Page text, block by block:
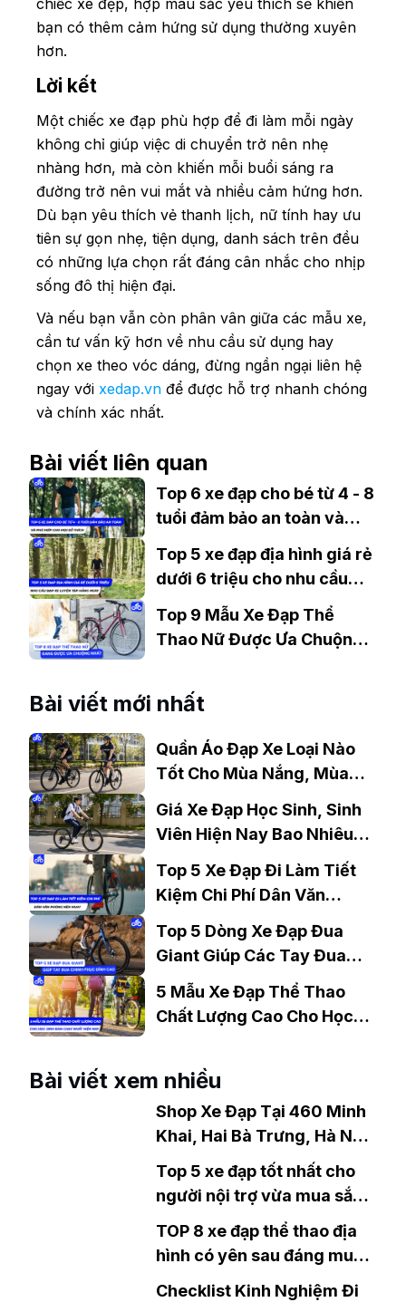
chiếc xe đẹp, hợp màu sắc yêu thích sẽ khiến
bạn có thêm cảm hứng sử dụng thường xuyên
hơn.
Lời kết
Một chiếc xe đạp phù hợp để đi làm mỗi ngày
không chỉ giúp việc di chuyển trở nên nhẹ
nhàng hơn, mà còn khiến mỗi buổi sáng ra
đường trở nên vui mắt và nhiều cảm hứng hơn.
Dù bạn yêu thích vẻ thanh lịch, nữ tính hay ưu
tiên sự gọn nhẹ, tiện dụng, danh sách trên đều
có những lựa chọn rất đáng cân nhắc cho nhịp
sống đô thị hiện đại.
Và nếu bạn vẫn còn phân vân giữa các mẫu xe,
cần tư vấn kỹ hơn về nhu cầu sử dụng hay
chọn xe theo vóc dáng, đừng ngần ngại liên hệ
ngay với xedap.vn để được hỗ trợ nhanh chóng
và chính xác nhất.
Bài viết liên quan
Top 6 xe đạp cho bé từ 4 - 8
tuổi đảm bảo an toàn và
Top 5 xe đạp địa hình giá rẻ
dưới 6 triệu cho nhu cầu
đạp xe tập luyện hàng ngày
Top 9 Mẫu Xe Đạp Thể
Thao Nữ Được Ưa Chuộng
Bài viết mới nhất
Quần Áo Đạp Xe Loại Nào
Tốt Cho Mùa Nắng, Mùa
Giá Xe Đạp Học Sinh, Sinh
Viên Hiện Nay Bao Nhiêu?
Top 5 Xe Đạp Đi Làm Tiết
Kiệm Chi Phí Dân Văn
Top 5 Dòng Xe Đạp Đua
Giant Giúp Các Tay Đua
Chinh Phục Đỉnh Cao
5 Mẫu Xe Đạp Thể Thao
Chất Lượng Cao Cho Học
Bài viết xem nhiều
Shop Xe Đạp Tại 460 Minh
Khai, Hai Bà Trưng, Hà Nội
Cháy Hàng Với 8 Mẫu Xe
Hot Nhất Năm Nay
Top 5 xe đạp tốt nhất cho
người nội trợ vừa mua sắm
vừa tập luyện hàng ngày
TOP 8 xe đạp thể thao địa
hình có yên sau đáng mua
hiện nay
Checklist Kinh Nghiệm Đi